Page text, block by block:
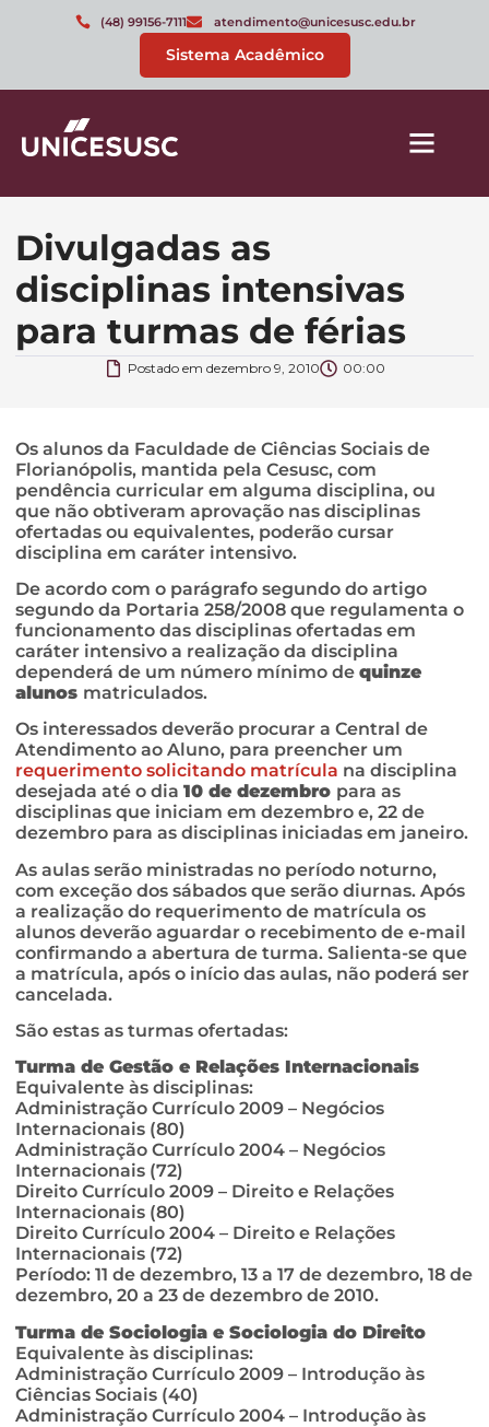
(48) 99156-7111 atendimento@unicesusc.edu.br
Sistema Acadêmico
Divulgadas as
disciplinas intensivas
para turmas de férias
Postado em dezembro 9, 2010 00:00
Os alunos da Faculdade de Ciências Sociais de
Florianópolis, mantida pela Cesusc, com
pendência curricular em alguma disciplina, ou
que não obtiveram aprovação nas disciplinas
ofertadas ou equivalentes, poderão cursar
disciplina em caráter intensivo.
De acordo com o parágrafo segundo do artigo
segundo da Portaria 258/2008 que regulamenta o
funcionamento das disciplinas ofertadas em
caráter intensivo a realização da disciplina
dependerá de um número mínimo de quinze
alunos matriculados.
Os interessados deverão procurar a Central de
Atendimento ao Aluno, para preencher um
requerimento solicitando matrícula na disciplina
desejada até o dia 10 de dezembro para as
disciplinas que iniciam em dezembro e, 22 de
dezembro para as disciplinas iniciadas em janeiro.
As aulas serão ministradas no período noturno,
com exceção dos sábados que serão diurnas. Após
a realização do requerimento de matrícula os
alunos deverão aguardar o recebimento de e-mail
confirmando a abertura de turma. Salienta-se que
a matrícula, após o início das aulas, não poderá ser
cancelada.
São estas as turmas ofertadas:
Turma de Gestão e Relações Internacionais
Equivalente às disciplinas:
Administração Currículo 2009 – Negócios
Internacionais (80)
Administração Currículo 2004 – Negócios
Internacionais (72)
Direito Currículo 2009 – Direito e Relações
Internacionais (80)
Direito Currículo 2004 – Direito e Relações
Internacionais (72)
Período: 11 de dezembro, 13 a 17 de dezembro, 18 de
dezembro, 20 a 23 de dezembro de 2010.
Turma de Sociologia e Sociologia do Direito
Equivalente às disciplinas:
Administração Currículo 2009 – Introdução às
Ciências Sociais (40)
Administração Currículo 2004 – Introdução às